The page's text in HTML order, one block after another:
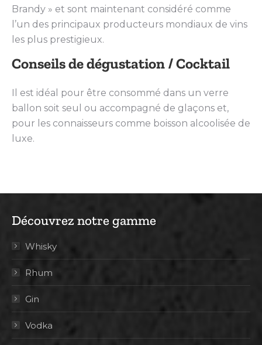
Brandy » et sont maintenant considéré comme
l’un des principaux producteurs mondiaux de vins
les plus prestigieux.
Conseils de dégustation / Cocktail
Il est idéal pour être consommé dans un verre
ballon soit seul ou accompagné de glaçons et,
pour les connaisseurs comme boisson alcoolisée de
luxe.
Découvrez notre gamme
Whisky
Rhum
Gin
Vodka